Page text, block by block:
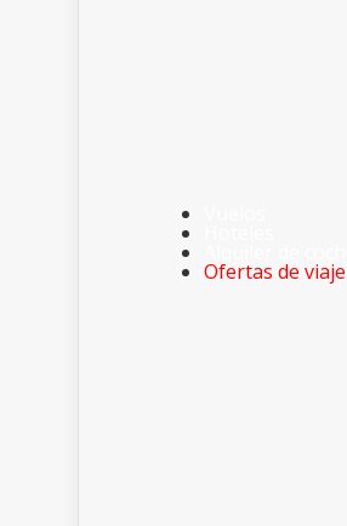
Ofertas de viaje